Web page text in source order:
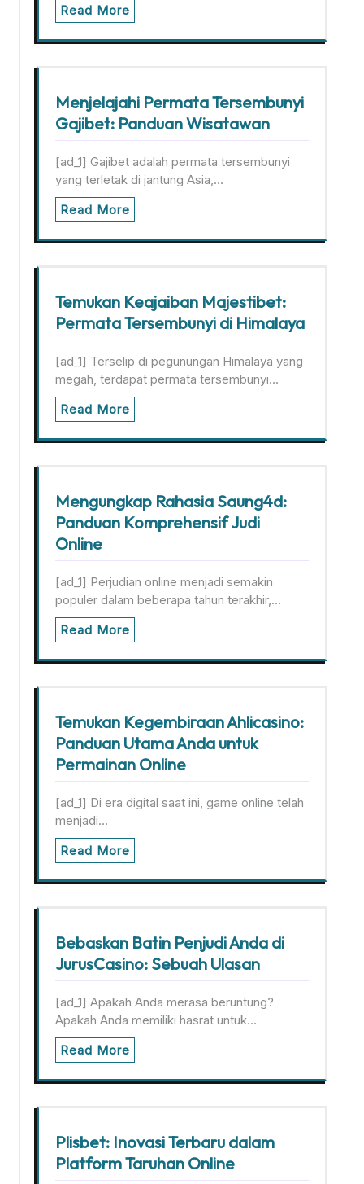
Read More
Menjelajahi Permata Tersembunyi
Gajibet: Panduan Wisatawan
[ad_1] Gajibet adalah permata tersembunyi
yang terletak di jantung Asia,…
Read More
Temukan Keajaiban Majestibet:
Permata Tersembunyi di Himalaya
[ad_1] Terselip di pegunungan Himalaya yang
megah, terdapat permata tersembunyi…
Read More
Mengungkap Rahasia Saung4d:
Panduan Komprehensif Judi
Online
[ad_1] Perjudian online menjadi semakin
populer dalam beberapa tahun terakhir,…
Read More
Temukan Kegembiraan Ahlicasino:
Panduan Utama Anda untuk
Permainan Online
[ad_1] Di era digital saat ini, game online telah
menjadi…
Read More
Bebaskan Batin Penjudi Anda di
JurusCasino: Sebuah Ulasan
[ad_1] Apakah Anda merasa beruntung?
Apakah Anda memiliki hasrat untuk…
Read More
Plisbet: Inovasi Terbaru dalam
Platform Taruhan Online